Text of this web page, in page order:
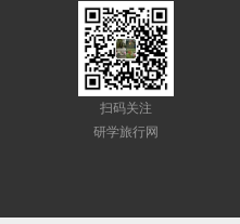
扫码关注
研学旅行网